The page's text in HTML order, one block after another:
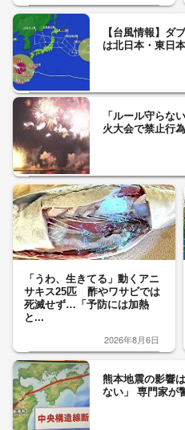
【台風情報】
は北日本・東日
「ルール守らな
火大会で禁止行
「うわ、生きてる」動くアニ
サキス25匹 酢やワサビでは
死滅せず…「予防には加熱
と...
2026年8月6日
熊本地震の影響
ない」 専門家が